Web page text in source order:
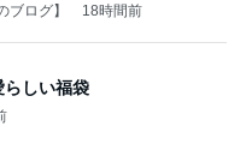
ログ】 18時間前
らしい福袋